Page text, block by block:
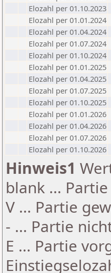
Elozahl per 01.10.2023
Elozahl per 01.01.2024
Elozahl per 01.04.2024
Elozahl per 01.07.2024
Elozahl per 01.10.2024
Elozahl per 01.01.2025
Elozahl per 01.04.2025
Elozahl per 01.07.2025
Elozahl per 01.10.2025
Elozahl per 01.01.2026
Elozahl per 01.04.2026
Elozahl per 01.07.2026
Elozahl per 01.10.2026
Hinweis1
blank ...
V ... Partie
- ... Partie
E ... Partie